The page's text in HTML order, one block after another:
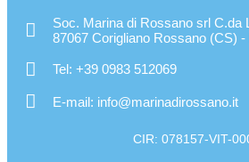
Soc. Marina di Rossano srl C.da
87067 Corigliano Rossano (CS) -
Tel: +39 0983 512069
E-mail: info@marinadirossano.it
CIR: 078157-VIT-